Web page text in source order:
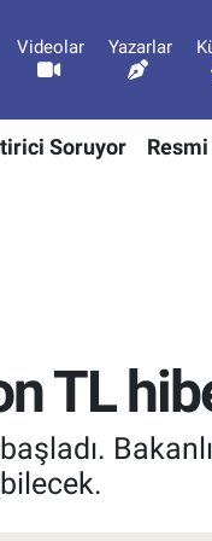
Videolar Yazarlar
Soruyor
TL